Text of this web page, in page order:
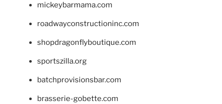
mickeybarmama.com
roadwayconstructioninc.com
shopdragonflyboutique.com
sportszilla.org
batchprovisionsbar.com
brasserie-gobette.com